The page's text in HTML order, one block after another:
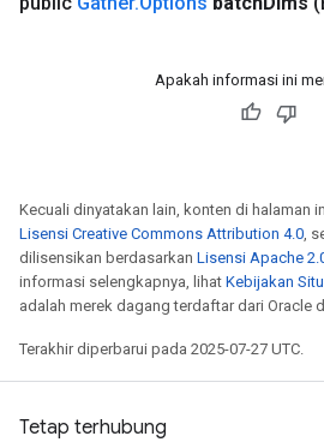
Apakah informasi ini
Kecuali dinyatakan lain, konten di halaman
Lisensi Creative Commons Attribution 4.0,
dilisensikan berdasarkan Lisensi Apache
informasi selengkapnya, lihat Kebijakan
adalah merek dagang terdaftar dari Oracle
Terakhir diperbarui pada 2025-07-27 UTC.
Tetap terhubung